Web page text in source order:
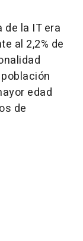
la IT era
al 2,2% de
edad
de